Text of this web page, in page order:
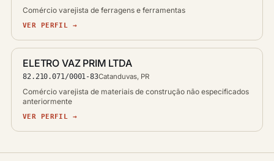
Comércio varejista de ferragens e ferramentas
VER PERFIL →
ELETRO VAZ PRIM LTDA
82.210.071/0001-83Catanduvas, PR
Comércio varejista de materiais de construção não especificados
anteriormente
VER PERFIL →